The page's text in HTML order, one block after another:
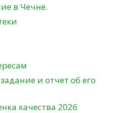
в Чечне.
и отчет об его
качества 2026